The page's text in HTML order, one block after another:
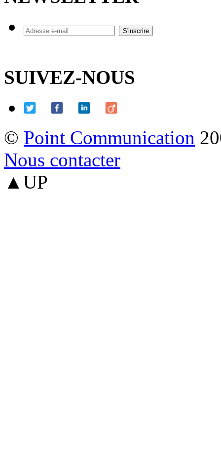
SUIVEZ-NOUS
© Point Communication
Nous contacter
▲UP